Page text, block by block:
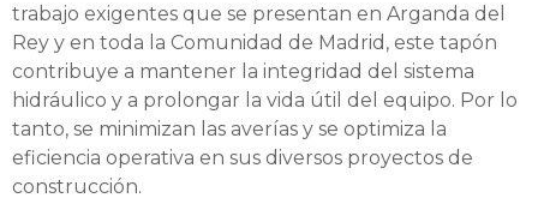
trabajo exigentes que se presentan en Arganda del
Rey y en toda la Comunidad de Madrid, este tapón
contribuye a mantener la integridad del sistema
hidráulico y a prolongar la vida útil del equipo. Por lo
tanto, se minimizan las averías y se optimiza la
eficiencia operativa en sus diversos proyectos de
construcción.